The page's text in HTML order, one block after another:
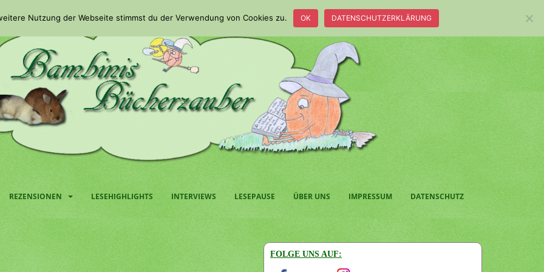
REZENSIONEN LESEHIGHLIGHTS INTERVIEWS LESEPAUSE ÜBER UNS IMPRESSUM DATENSCHUTZ
FOLGE UNS AUF:
Nutzung der Webseite stimmst du der Verwendung von Cookies zu. OK DATENSCHUTZERKLÄRUNG